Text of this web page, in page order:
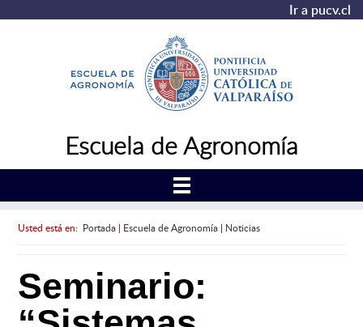
Ir a pucv.cl
Escuela de Agronomía
Usted está en: Portada| Escuela de Agronomía| Noticias
Seminario: